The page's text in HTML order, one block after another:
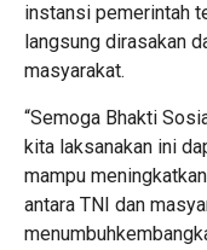
instansi pemerintah
langsung dirasakan
masyarakat.
“Semoga Bhakti
kita laksanakan ini
mampu
antara TNI dan